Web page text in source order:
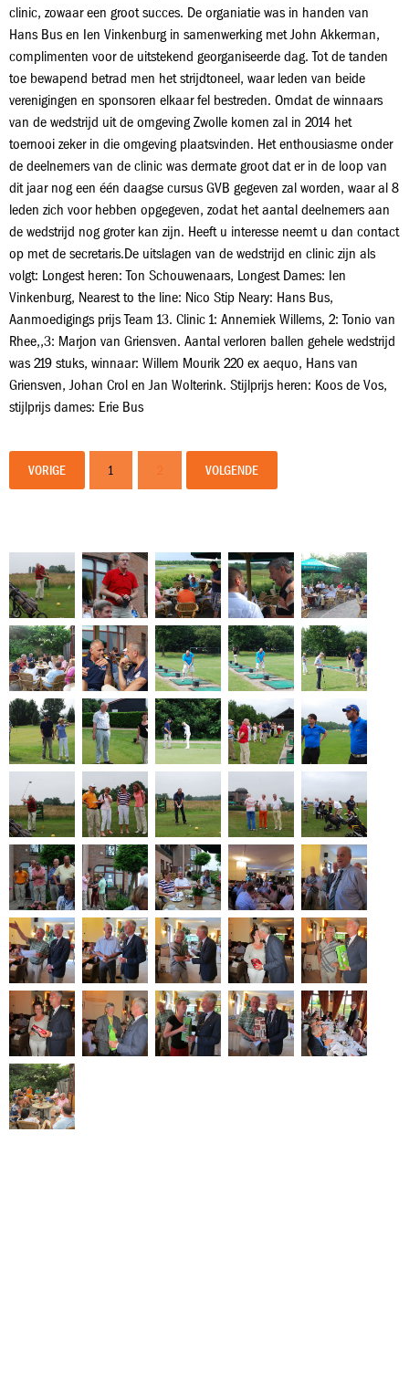
clinic, zowaar een groot succes. De organiatie was in handen van
Hans Bus en Ien Vinkenburg in samenwerking met John Akkerman,
complimenten voor de uitstekend georganiseerde dag. Tot de tanden
toe bewapend betrad men het strijdtoneel, waar leden van beide
verenigingen en sponsoren elkaar fel bestreden. Omdat de winnaars
van de wedstrijd uit de omgeving Zwolle komen zal in 2014 het
toernooi zeker in die omgeving plaatsvinden. Het enthousiasme onder
de deelnemers van de clinic was dermate groot dat er in de loop van
dit jaar nog een één daagse cursus GVB gegeven zal worden, waar al 8
leden zich voor hebben opgegeven, zodat het aantal deelnemers aan
de wedstrijd nog groter kan zijn. Heeft u interesse neemt u dan contact
op met de secretaris.De uitslagen van de wedstrijd en clinic zijn als
volgt: Longest heren: Ton Schouwenaars, Longest Dames: Ien
Vinkenburg, Nearest to the line: Nico Stip Neary: Hans Bus,
Aanmoedigings prijs Team 13. Clinic 1: Annemiek Willems, 2: Tonio van
Rhee,,3: Marjon van Griensven. Aantal verloren ballen gehele wedstrijd
was 219 stuks, winnaar: Willem Mourik 220 ex aequo, Hans van
Griensven, Johan Crol en Jan Wolterink. Stijlprijs heren: Koos de Vos,
stijlprijs dames: Erie Bus
VORIGE 1 2 VOLGENDE